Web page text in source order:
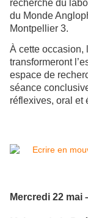
recherche du
du Monde
Montpellier 3.
À cette occasion,
transformeront
espace de
séance
réflexives, oral
Mercredi 22 mai